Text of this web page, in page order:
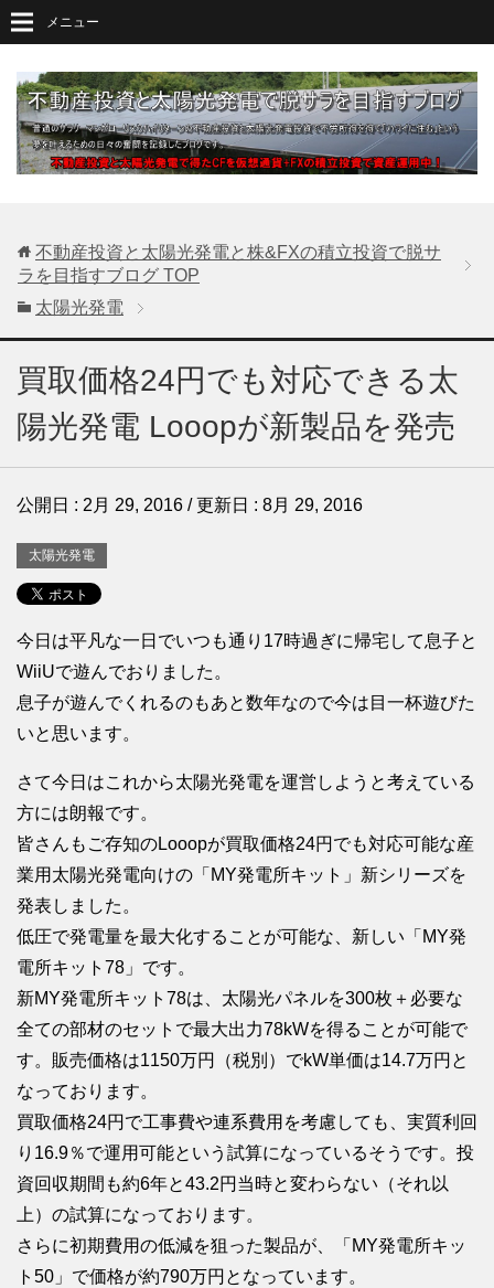
メニュー
不動産投資と太陽光発電と株&FXの積立投資で脱サ
ラを目指すブログ TOP
太陽光発電
買取価格24円でも対応できる太
陽光発電 Looopが新製品を発売
公開日 : 2月 29, 2016 / 更新日 : 8月 29, 2016
太陽光発電
今日は平凡な一日でいつも通り17時過ぎに帰宅して息子と
WiiUで遊んでおりました。
息子が遊んでくれるのもあと数年なので今は目一杯遊びた
いと思います。
さて今日はこれから太陽光発電を運営しようと考えている
方には朗報です。
皆さんもご存知のLooopが買取価格24円でも対応可能な産
業用太陽光発電向けの「MY発電所キット」新シリーズを
発表しました。
低圧で発電量を最大化することが可能な、新しい「MY発
電所キット78」です。
新MY発電所キット78は、太陽光パネルを300枚＋必要な
全ての部材のセットで最大出力78kWを得ることが可能で
す。販売価格は1150万円（税別）でkW単価は14.7万円と
なっております。
買取価格24円で工事費や連系費用を考慮しても、実質利回
り16.9％で運用可能という試算になっているそうです。投
資回収期間も約6年と43.2円当時と変わらない（それ以
上）の試算になっております。
さらに初期費用の低減を狙った製品が、「MY発電所キッ
ト50」で価格が約790万円となっています。